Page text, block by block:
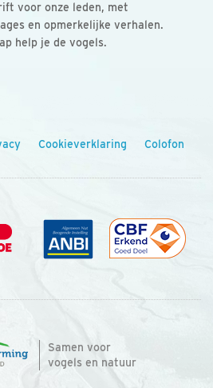
voor onze leden, met
en opmerkelijke verhalen.
help je de vogels.
Cookieverklaring Colofon
Samen voor
vogels en natuur